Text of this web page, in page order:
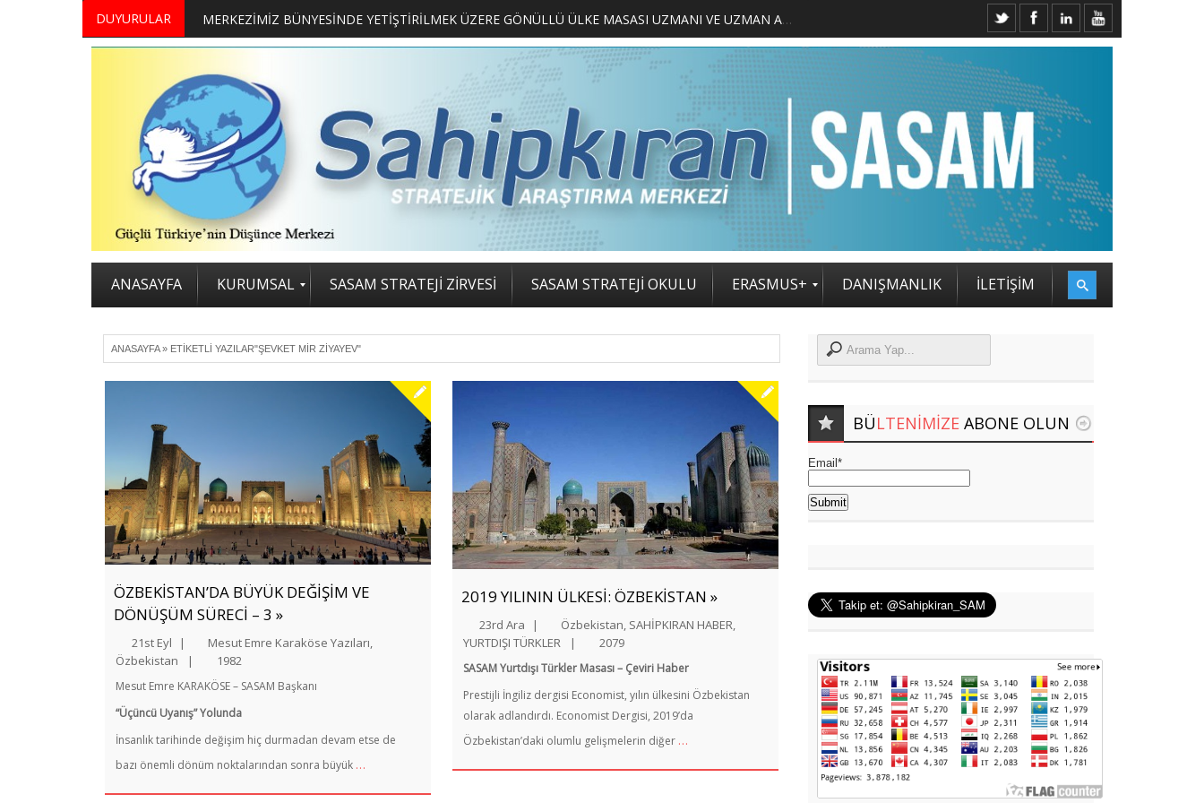
DUYURULAR MERKEZİMİZ BÜNYESİNDE YETİŞTİRİLMEK ÜZERE GÖNÜLLÜ ÜLKE MASASI UZMANI VE UZMAN ADAYLARI ARIYORUZ 2. SASAM STRATEJİ ZİRVESİ KATILIMCILARI BELLİ OLDU
ANASAYFA KURUMSAL SASAM STRATEJİ ZİRVESİ SASAM STRATEJİ OKULU ERASMUS+ DANIŞMANLIK İLETİŞİM
ANASAYFA» ETIKETLI YAZILAR"ŞEVKET MIR ZIYAYEV"
ÖZBEKİSTAN’DA BÜYÜK DEĞİŞİM VE
DÖNÜŞÜM SÜRECİ – 3 »
21st Eyl | Mesut Emre Karaköse Yazıları,
Özbekistan
| 1982
Mesut Emre KARAKÖSE – SASAM Başkanı
“Üçüncü Uyanış” Yolunda
İnsanlık tarihinde değişim hiç durmadan devam etse de
bazı önemli dönüm noktalarından sonra büyük …
2019 YILININ ÜLKESİ: ÖZBEKİSTAN »
23rd Ara | Özbekistan, SAHİPKIRAN HABER,
YURTDIŞI TÜRKLER
| 2079
SASAM Yurtdışı Türkler Masası – Çeviri Haber
Prestijli İngiliz dergisi Economist, yılın ülkesini Özbekistan
olarak adlandırdı. Economist Dergisi, 2019’da
Özbekistan’daki olumlu gelişmelerin diğer …
BÜLTENIMIZEABONE OLUN
Email*